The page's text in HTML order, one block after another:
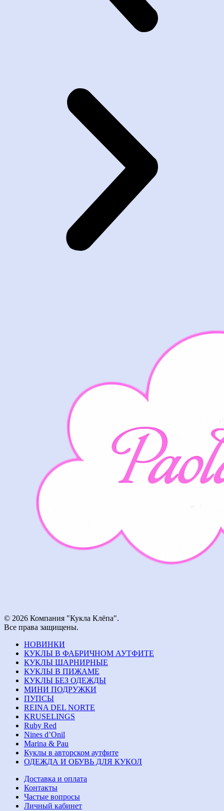
© 2026 Компания "Кукла Клёпа".
Все права защищены.
НОВИНКИ
КУКЛЫ В ФАБРИЧНОМ АУТФИТЕ
КУКЛЫ ШАРНИРНЫЕ
КУКЛЫ В ПИЖАМЕ
КУКЛЫ БЕЗ ОДЕЖДЫ
МИНИ ПОДРУЖКИ
ПУПСЫ
REINA DEL NORTE
KRUSELINGS
Ruby Red
Nines d’Onil
Marina & Pau
Куклы в авторском аутфите
ОДЕЖДА И ОБУВЬ ДЛЯ КУКОЛ
Доставка и оплата
Контакты
Частые вопросы
Личный кабинет